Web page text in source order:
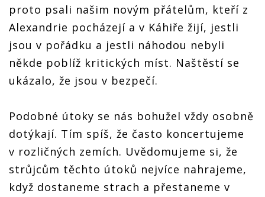
proto psali našim novým přátelům, kteří z
Alexandrie pocházejí a v Káhiře žijí, jestli
jsou v pořádku a jestli náhodou nebyli
někde poblíž kritických míst. Naštěstí se
ukázalo, že jsou v bezpečí.
Podobné útoky se nás bohužel vždy osobně
dotýkají. Tím spíš, že často koncertujeme
v rozličných zemích. Uvědomujeme si, že
strůjcům těchto útoků nejvíce nahrajeme,
když dostaneme strach a přestaneme v